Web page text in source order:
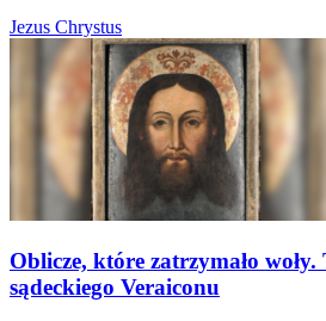
Jezus Chrystus
Oblicze, które zatrzymało woły.
sądeckiego Veraiconu